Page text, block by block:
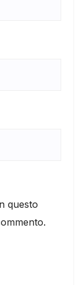
questo